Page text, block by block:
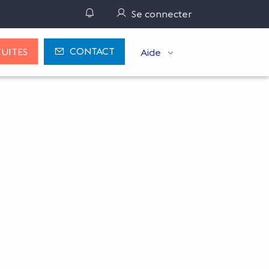
Gérer ses notifications
Se connecter
CONTACT Aide